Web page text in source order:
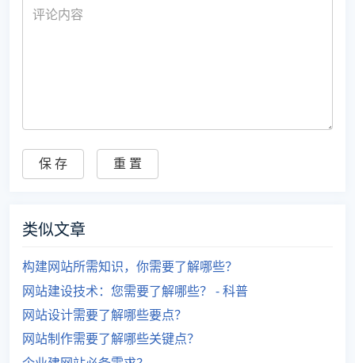
类似文章
构建网站所需知识，你需要了解哪些？
网站建设技术：您需要了解哪些？ - 科普
网站设计需要了解哪些要点？
网站制作需要了解哪些关键点？